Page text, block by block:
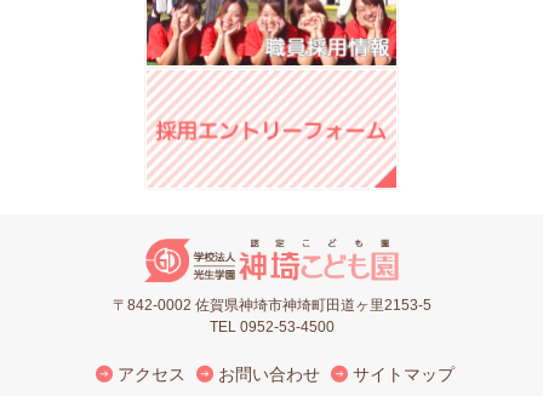
〒842-0002 佐賀県神埼市神埼町田道ヶ里2153-5
TEL 0952-53-4500
アクセス お問い合わせ サイトマップ